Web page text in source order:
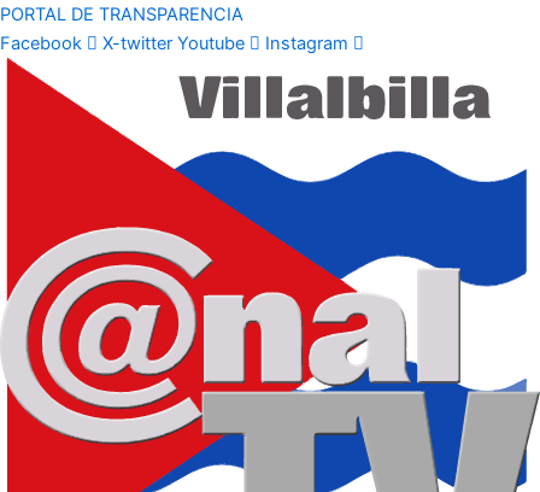
PORTAL DE TRANSPARENCIA
Facebook
X-twitter Youtube Instagram